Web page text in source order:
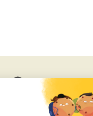
gratuite